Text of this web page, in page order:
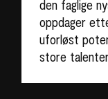
den faglige
oppdager
uforløst
store